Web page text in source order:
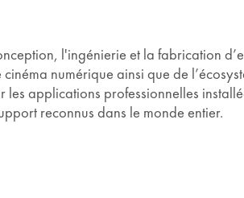
l'ingénierie et la fabrication
numérique ainsi que de
applications professionnelles
reconnus dans le monde entier.